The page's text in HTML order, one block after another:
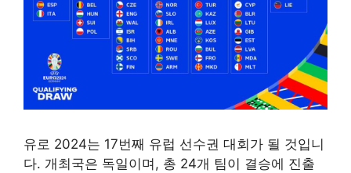
유로 2024는 17번째 유럽 선수권 대회가 될 것입니
다. 개최국은 독일이며, 총 24개 팀이 결승에 진출